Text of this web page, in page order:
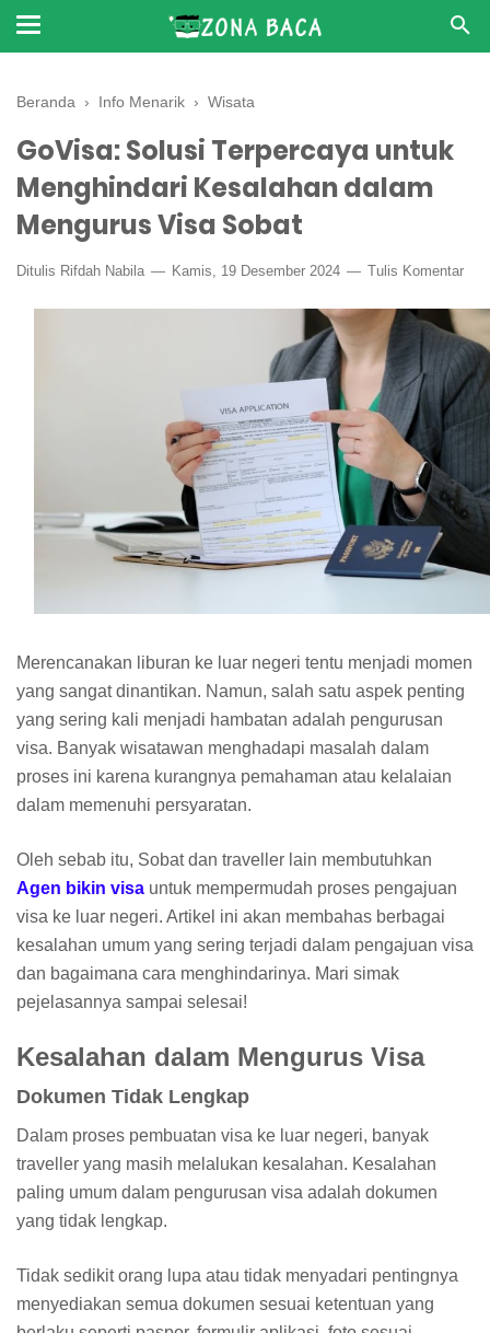
Beranda › Info Menarik › Wisata
GoVisa: Solusi Terpercaya untuk
Menghindari Kesalahan dalam
Mengurus Visa Sobat
Ditulis Rifdah Nabila Kamis, 19 Desember 2024 Tulis Komentar
Merencanakan liburan ke luar negeri tentu menjadi momen
yang sangat dinantikan. Namun, salah satu aspek penting
yang sering kali menjadi hambatan adalah pengurusan
visa. Banyak wisatawan menghadapi masalah dalam
proses ini karena kurangnya pemahaman atau kelalaian
dalam memenuhi persyaratan.
Oleh sebab itu, Sobat dan traveller lain membutuhkan
Agen bikin visa untuk mempermudah proses pengajuan
visa ke luar negeri. Artikel ini akan membahas berbagai
kesalahan umum yang sering terjadi dalam pengajuan visa
dan bagaimana cara menghindarinya. Mari simak
pejelasannya sampai selesai!
Kesalahan dalam Mengurus Visa
Dokumen Tidak Lengkap
Dalam proses pembuatan visa ke luar negeri, banyak
traveller yang masih melalukan kesalahan. Kesalahan
paling umum dalam pengurusan visa adalah dokumen
yang tidak lengkap.
Tidak sedikit orang lupa atau tidak menyadari pentingnya
menyediakan semua dokumen sesuai ketentuan yang